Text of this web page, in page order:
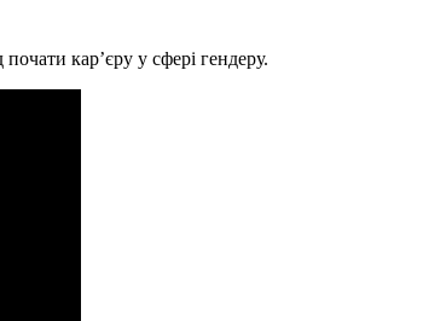
кар’єру у сфері гендеру.